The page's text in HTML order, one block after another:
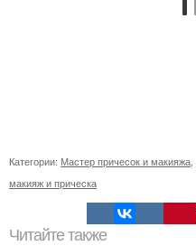
Категории: Мастер причесок и макияжа,
макияж и прическа
Читайте также